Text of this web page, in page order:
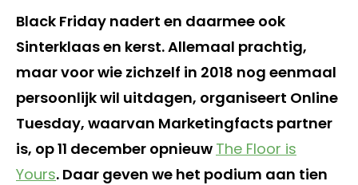
Black Friday nadert en daarmee ook
Sinterklaas en kerst. Allemaal prachtig,
maar voor wie zichzelf in 2018 nog eenmaal
persoonlijk wil uitdagen, organiseert Online
Tuesday, waarvan Marketingfacts partner
is, op 11 december opnieuw The Floor is
Yours. Daar geven we het podium aan tien